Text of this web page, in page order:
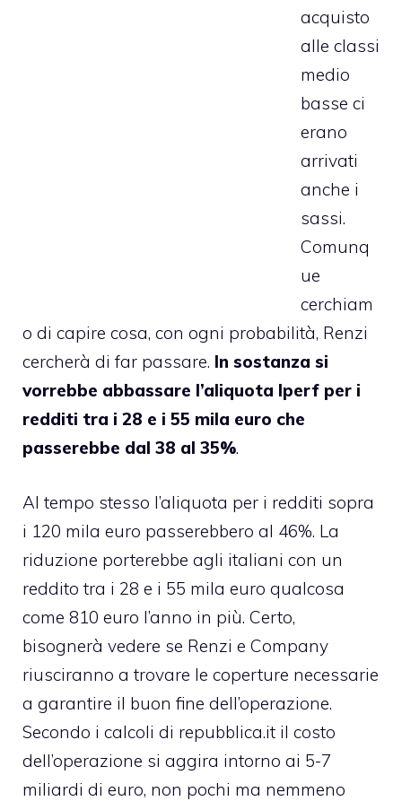
acquisto
alle classi
medio
basse ci
erano
arrivati
anche i
sassi.
Comunq
ue
cerchiam
o di capire cosa, con ogni probabilità, Renzi
cercherà di far passare. In sostanza si
vorrebbe abbassare l’aliquota Iperf per i
redditi tra i 28 e i 55 mila euro che
passerebbe dal 38 al 35%.
Al tempo stesso l’aliquota per i redditi sopra
i 120 mila euro passerebbero al 46%. La
riduzione porterebbe agli italiani con un
reddito tra i 28 e i 55 mila euro qualcosa
come 810 euro l’anno in più. Certo,
bisognerà vedere se Renzi e Company
riusciranno a trovare le coperture necessarie
a garantire il buon fine dell’operazione.
Secondo i calcoli di repubblica.it il costo
dell’operazione si aggira intorno ai 5-7
miliardi di euro, non pochi ma nemmeno